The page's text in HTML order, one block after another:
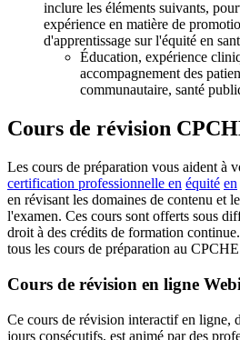
inclure les éléments suivants,
expérience en matière de
d'apprentissage sur l'équité en
Éducation, expérience
accompagnement des
communautaire, santé
Cours de révision
Les cours de préparation vous aident à
certification professionnelle en équité en
en révisant les domaines de contenu et
l'examen. Ces cours sont offerts sous
droit à des crédits de formation
tous les cours de préparation au
Cours de révision en ligne
Ce cours de révision interactif en ligne,
jours consécutifs, est animé par des